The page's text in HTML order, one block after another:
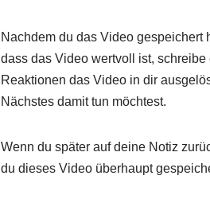
Nachdem du das Video gespeichert
dass das Video wertvoll ist,
Reaktionen das Video in dir
Nächstes damit tun möchtest.
Wenn du später auf deine Notiz
du dieses Video überhaupt